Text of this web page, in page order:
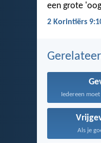
een grote
2 Korintiërs
Iedereen
Als je